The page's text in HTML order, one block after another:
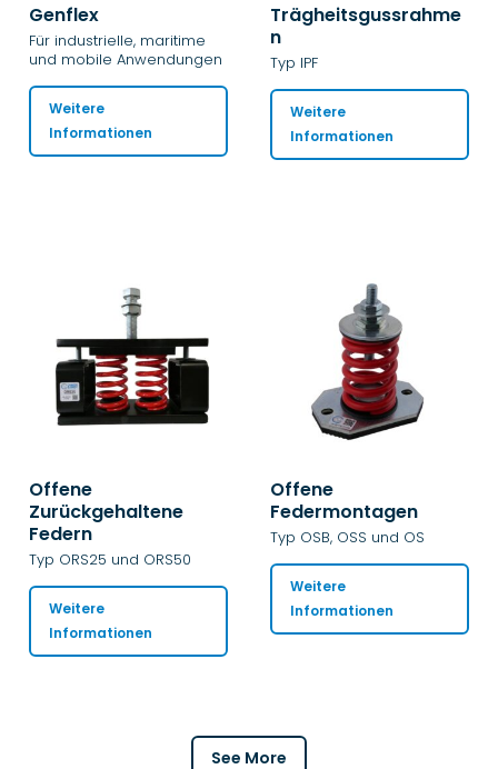
Genflex
Für industrielle, maritime
und mobile Anwendungen
Weitere
Informationen
Trägheitsgussrahme
n
Typ IPF
Weitere
Informationen
Offene
Zurückgehaltene
Federn
Typ ORS25 und ORS50
Weitere
Informationen
Offene
Federmontagen
Typ OSB, OSS und OS
Weitere
Informationen
See More